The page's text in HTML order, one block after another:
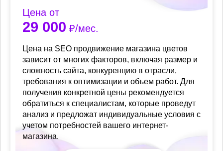
Цена от
29 000 ₽/мес.
Цена на SEO продвижение магазина цветов
зависит от многих факторов, включая размер и
сложность сайта, конкуренцию в отрасли,
требования к оптимизации и объем работ. Для
получения конкретной цены рекомендуется
обратиться к специалистам, которые проведут
анализ и предложат индивидуальные условия с
учетом потребностей вашего интернет-
магазина.